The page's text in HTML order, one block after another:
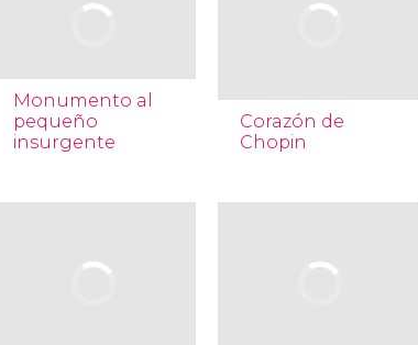
Monumento al
pequeño
insurgente
Corazón de
Chopin